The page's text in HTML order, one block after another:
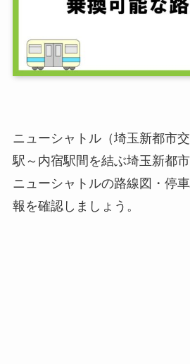
ニューシャトル（埼玉新都市
駅～内宿駅間を結ぶ埼玉新都
ニューシャトルの路線図・停
報を確認しましょう。